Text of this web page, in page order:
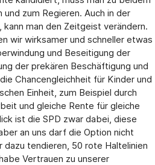
zum Regieren. Auch in der
man den Zeitgeist verändern.
wir wirksamer und schneller etwas
und Beseitigung der
der prekären Beschäftigung und
Chancengleichheit für Kinder und
Einheit, zum Beispiel durch
und gleiche Rente für gleiche
ist die SPD zwar dabei, diese
an uns darf die Option nicht
tendieren, 50 rote Haltelinien
Vertrauen zu unserer